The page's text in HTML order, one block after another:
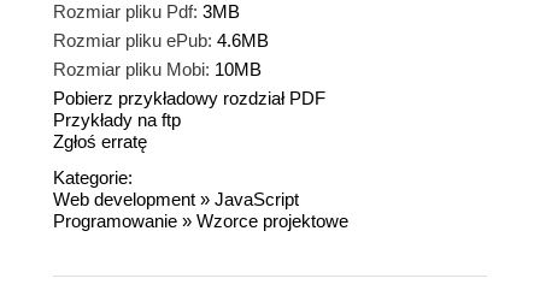
Rozmiar pliku Pdf: 3MB
Rozmiar pliku ePub: 4.6MB
Rozmiar pliku Mobi: 10MB
Pobierz przykładowy rozdział PDF
Przykłady na ftp
Zgłoś erratę
Kategorie:
Web development » JavaScript
Programowanie » Wzorce projektowe